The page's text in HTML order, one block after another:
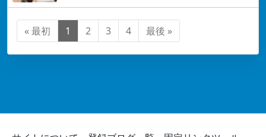
« 最初 1 2 3 4 最後 »